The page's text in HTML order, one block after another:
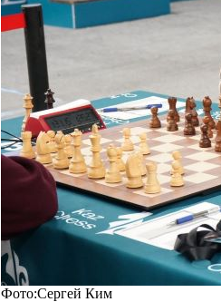
Фото:Сергей Ким